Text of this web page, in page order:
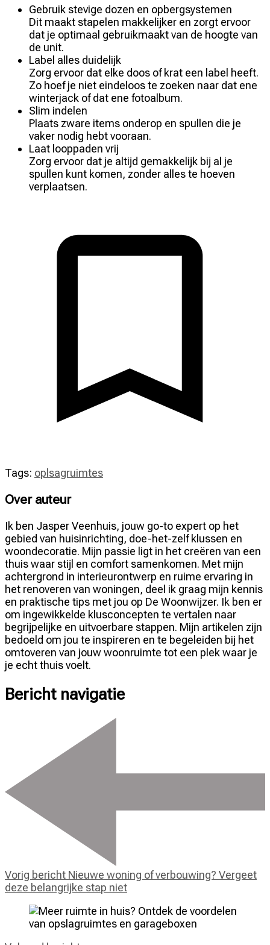
Gebruik stevige dozen en opbergsystemen
Dit maakt stapelen makkelijker en zorgt ervoor
dat je optimaal gebruikmaakt van de hoogte van
de unit.
Label alles duidelijk
Zorg ervoor dat elke doos of krat een label heeft.
Zo hoef je niet eindeloos te zoeken naar dat ene
winterjack of dat ene fotoalbum.
Slim indelen
Plaats zware items onderop en spullen die je
vaker nodig hebt vooraan.
Laat looppaden vrij
Zorg ervoor dat je altijd gemakkelijk bij al je
spullen kunt komen, zonder alles te hoeven
verplaatsen.
Tags: oplsagruimtes
Over auteur
Ik ben Jasper Veenhuis, jouw go-to expert op het
gebied van huisinrichting, doe-het-zelf klussen en
woondecoratie. Mijn passie ligt in het creëren van een
thuis waar stijl en comfort samenkomen. Met mijn
achtergrond in interieurontwerp en ruime ervaring in
het renoveren van woningen, deel ik graag mijn kennis
en praktische tips met jou op De Woonwijzer. Ik ben er
om ingewikkelde klusconcepten te vertalen naar
begrijpelijke en uitvoerbare stappen. Mijn artikelen zijn
bedoeld om jou te inspireren en te begeleiden bij het
omtoveren van jouw woonruimte tot een plek waar je
je echt thuis voelt.
Bericht navigatie
Vorig bericht Nieuwe woning of verbouwing? Vergeet
deze belangrijke stap niet